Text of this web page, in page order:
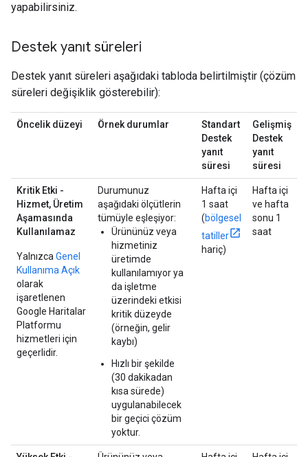
yapabilirsiniz.
Destek yanıt süreleri
Destek yanıt süreleri aşağıdaki tabloda belirtilmiştir (çözüm
süreleri değişiklik gösterebilir):
Öncelik düzeyi Örnek durumlar
Standart
Destek
yanıt
süresi
Gelişmiş
Destek
yanıt
süresi
Kritik Etki -
Hizmet, Üretim
Aşamasında
Kullanılamaz
Yalnızca Genel
Kullanıma Açık
olarak
işaretlenen
Google Haritalar
Platformu
hizmetleri için
geçerlidir.
Durumunuz
aşağıdaki ölçütlerin
tümüyle eşleşiyor:
Ürününüz veya
hizmetiniz
üretimde
kullanılamıyor ya
da işletme
üzerindeki etkisi
kritik düzeyde
(örneğin, gelir
kaybı)
Hızlı bir şekilde
(30 dakikadan
kısa sürede)
uygulanabilecek
bir geçici çözüm
yoktur.
Hafta içi
1 saat
(bölgesel
tatiller
hariç)
Hafta içi
ve hafta
sonu 1
saat